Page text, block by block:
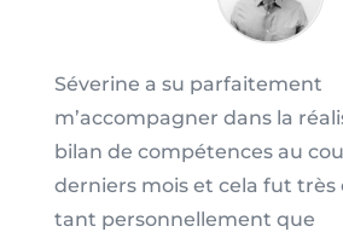
Séverine a su parfaitement
m’accompagner dans la
bilan de compétences au
derniers mois et cela fut très
tant personnellement que